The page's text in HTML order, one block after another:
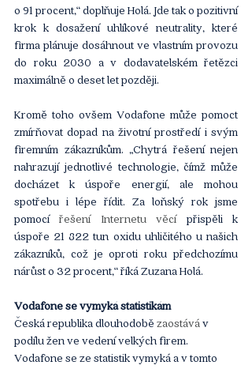
o 91 procent,“ doplňuje Holá. Jde tak o pozitivní
krok k dosažení uhlíkové neutrality, které
firma plánuje dosáhnout ve vlastním provozu
do roku 2030 a v dodavatelském řetězci
maximálně o deset let později.
Kromě toho ovšem Vodafone může pomoct
zmírňovat dopad na životní prostředí i svým
firemním zákazníkům. „Chytrá řešení nejen
nahrazují jednotlivé technologie, čímž může
docházet k úspoře energií, ale mohou
spotřebu i lépe řídit. Za loňský rok jsme
pomocí řešení Internetu věcí přispěli k
úspoře 21 822 tun oxidu uhličitého u našich
zákazníků, což je oproti roku předchozímu
nárůst o 32 procent,“ říká Zuzana Holá.
Vodafone se vymyká statistikám
Česká republika dlouhodobě zaostává v
podílu žen ve vedení velkých firem.
Vodafone se ze statistik vymyká a v tomto